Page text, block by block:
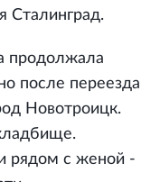
Сталинград.
продолжала
после переезда
Новотроицк.
рядом с женой -